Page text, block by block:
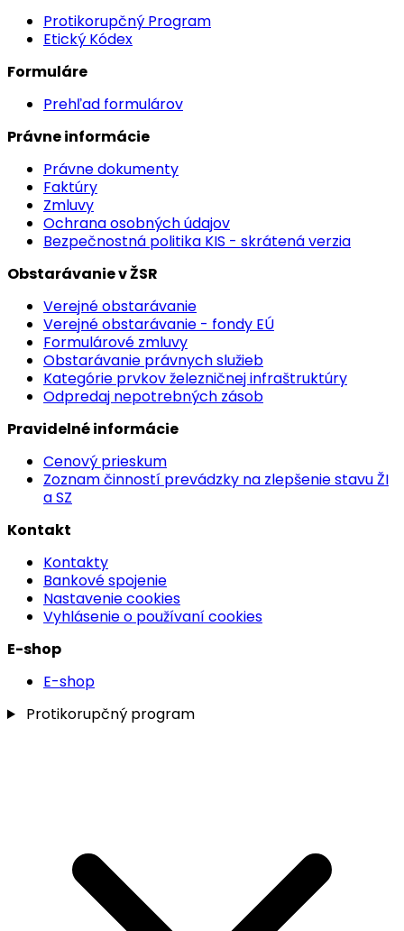
Protikorupčný Program
Etický Kódex
Formuláre
Prehľad formulárov
Právne informácie
Právne dokumenty
Faktúry
Zmluvy
Ochrana osobných údajov
Bezpečnostná politika KIS - skrátená verzia
Obstarávanie v ŽSR
Verejné obstarávanie
Verejné obstarávanie - fondy EÚ
Formulárové zmluvy
Obstarávanie právnych služieb
Kategórie prvkov železničnej infraštruktúry
Odpredaj nepotrebných zásob
Pravidelné informácie
Cenový prieskum
Zoznam činností prevádzky na zlepšenie stavu ŽI
a SZ
Kontakt
Kontakty
Bankové spojenie
Nastavenie cookies
Vyhlásenie o používaní cookies
E-shop
E-shop
Protikorupčný program